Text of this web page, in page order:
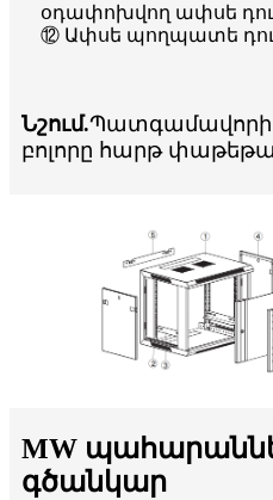
օդափոխվող ափսե
⑫ Ափսե պողպատե
Նշում.Պատգամավորի
բոլորը հարթ
MW
գծանկար